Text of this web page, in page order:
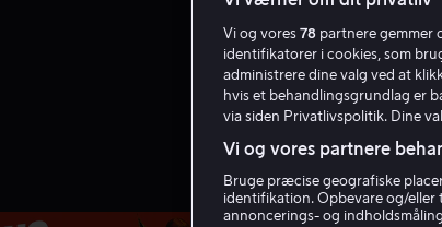
Vi og vores 78 partnere gemmer
identifikatorer i cookies, som
administrere dine valg ved at
hvis et behandlingsgrundlag er
via siden Privatlivspolitik. Dine
Vi og vores partnere
Bruge præcise geografiske
identifikation. Opbevare og/eller
annoncerings- og